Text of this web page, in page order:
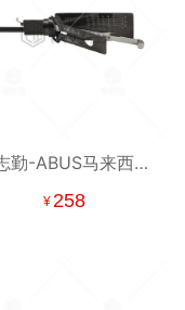
勤-ABUS马来西亚
-平铣 李氏二合一 -
¥ 258